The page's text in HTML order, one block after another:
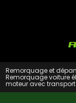
Remorquage et
Remorquage voiture
moteur avec
Panneau de